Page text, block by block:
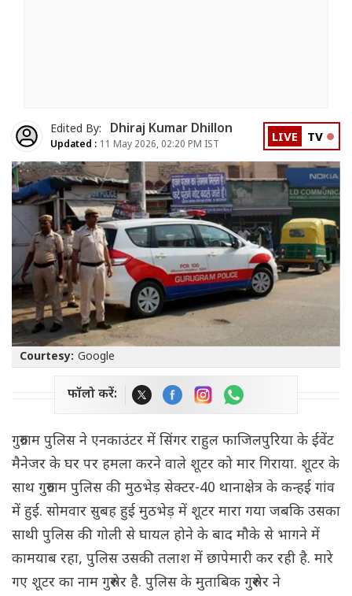
Edited By: Dhiraj Kumar Dhillon
Updated : 11 May 2026, 02:20 PM IST LIVE TV
Courtesy: Google
फॉलो करें:
गुरुग्राम पुलिस ने एनकाउंटर में सिंगर राहुल फाजिलपुरिया के ईवेंट
मैनेजर के घर पर हमला करने वाले शूटर को मार गिराया. शूटर के
साथ गुरुग्राम पुलिस की मुठभेड़ सेक्टर-40 थानाक्षेत्र के कन्हई गांव
में हुई. सोमवार सुबह हुई मुठभेड़ में शूटर मारा गया जबकि उसका
साथी पुलिस की गोली से घायल होने के बाद मौके से भागने में
कामयाब रहा, पुलिस उसकी तलाश में छापेमारी कर रही है. मारे
गए शूटर का नाम गुरुशेर है. पुलिस के मुताबिक गुरुशेर ने